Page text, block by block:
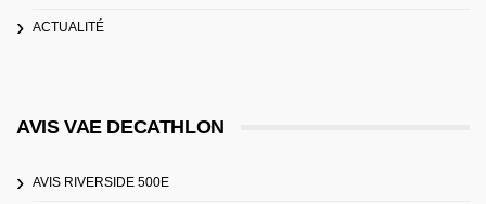
ACTUALITÉ
AVIS VAE DECATHLON
AVIS RIVERSIDE 500E